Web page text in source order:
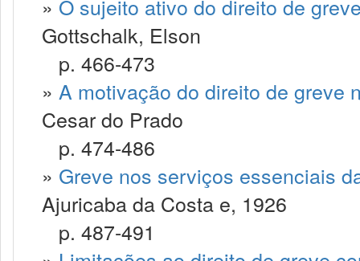
» O sujeito ativo do direito de
Gottschalk, Elson
p. 466-473
» A motivação do direito de greve
Cesar do Prado
p. 474-486
» Greve nos serviços essenciais
Ajuricaba da Costa e, 1926
p. 487-491